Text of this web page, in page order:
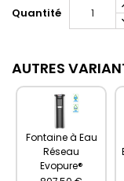
Quantité
AUTRES
Fontaine à Eau
Réseau
Evopure®